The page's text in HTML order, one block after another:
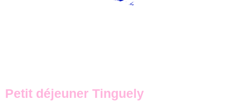
Petit déjeuner Tinguely